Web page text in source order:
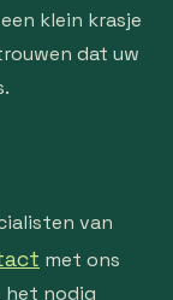
klein krasje
dat uw
van
met ons
het nodig